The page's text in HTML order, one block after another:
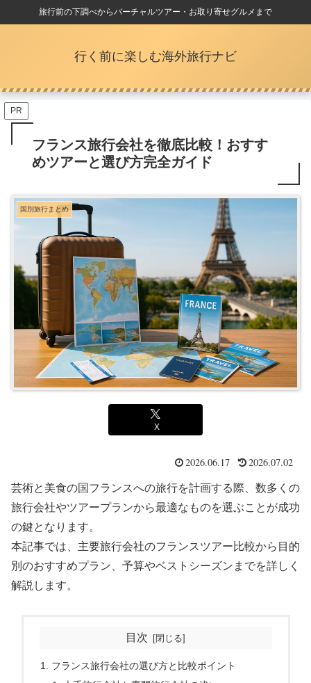
旅行前の下調べからバーチャルツアー・お取り寄せグルメまで
行く前に楽しむ海外旅行ナビ
PR
フランス旅行会社を徹底比較！おすす
めツアーと選び方完全ガイド
国別旅行まとめ
X
2026.06.17 2026.07.02
芸術と美食の国フランスへの旅行を計画する際、数多くの
旅行会社やツアープランから最適なものを選ぶことが成功
の鍵となります。
本記事では、主要旅行会社のフランスツアー比較から目的
別のおすすめプラン、予算やベストシーズンまでを詳しく
解説します。
目次
フランス旅行会社の選び方と比較ポイント